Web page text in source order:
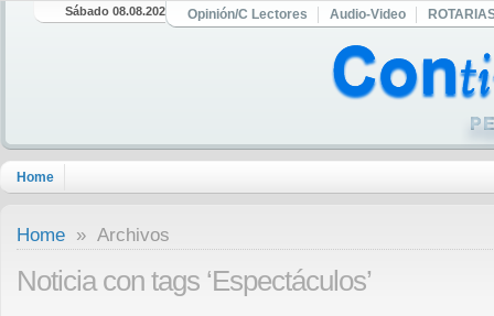
Sábado 08.08.2026 Opinión/C Lectores Audio-Video
Home
Home » Archivos
Noticia con tags ‘Espectáculos’